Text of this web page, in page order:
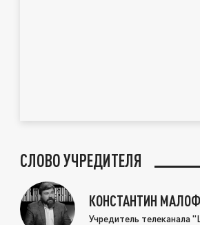
СЛОВО УЧРЕДИТЕЛЯ
КОНСТАНТИН
Учредитель телеканала